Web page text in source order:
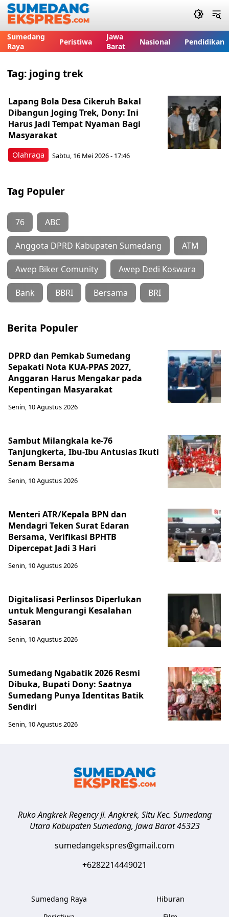
Sumedang
Raya
Peristiwa
Jawa
Barat
Nasional Pendidikan
Tag: joging trek
Olahraga
Lapang Bola Desa Cikeruh Bakal
Dibangun Joging Trek, Dony: Ini
Harus Jadi Tempat Nyaman Bagi
Masyarakat
Sabtu, 16 Mei 2026 - 17:46
Tag Populer
76 ABC
Anggota DPRD Kabupaten Sumedang ATM
Awep Biker Comunity Awep Dedi Koswara
Bank BBRI Bersama BRI
Berita Populer
DPRD dan Pemkab Sumedang
Sepakati Nota KUA-PPAS 2027,
Anggaran Harus Mengakar pada
Kepentingan Masyarakat
Senin, 10 Agustus 2026
Sambut Milangkala ke-76
Tanjungkerta, Ibu-Ibu Antusias Ikuti
Senam Bersama
Senin, 10 Agustus 2026
Menteri ATR/Kepala BPN dan
Mendagri Teken Surat Edaran
Bersama, Verifikasi BPHTB
Dipercepat Jadi 3 Hari
Senin, 10 Agustus 2026
Digitalisasi Perlinsos Diperlukan
untuk Mengurangi Kesalahan
Sasaran
Senin, 10 Agustus 2026
Sumedang Ngabatik 2026 Resmi
Dibuka, Bupati Dony: Saatnya
Sumedang Punya Identitas Batik
Sendiri
Senin, 10 Agustus 2026
Ruko Angkrek Regency Jl. Angkrek, Situ Kec. Sumedang
Utara Kabupaten Sumedang, Jawa Barat 45323
sumedangekspres@gmail.com
+6282214449021
Sumedang Raya
Hiburan